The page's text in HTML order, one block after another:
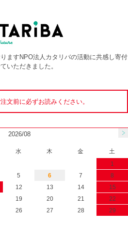
ますNPO法人カタリバの活動に共感し寄付
いただきました。
文前に必ずお読みください。
2026/08
水 木 金
土
1
5 6 7
8
12 13 14
15
19 20 21
22
26 27 28
29